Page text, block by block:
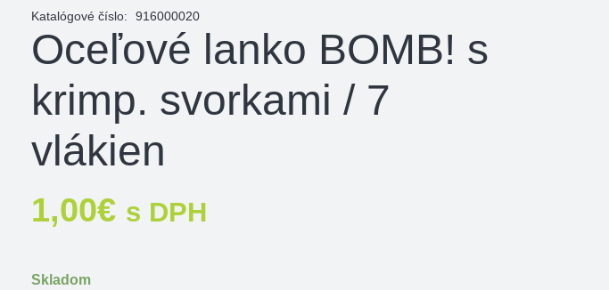
Katalógové číslo: 916000020
Oceľové lanko BOMB! s
krimp. svorkami / 7
vlákien
1,00€ s DPH
Skladom